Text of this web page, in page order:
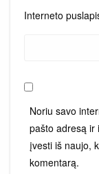
Interneto
Noriu savo
pašto adresą ir
įvesti iš naujo,
komentarą.